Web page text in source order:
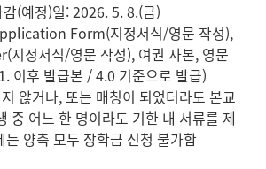
(예정)일: 2026. 5. 8.(금)
Form(지정서식/영문 작성),
정서식/영문 작성), 여권 사본, 영문
이후 발급본 / 4.0 기준으로 발급)
않거나, 또는 매칭이 되었더라도 본교
중 어느 한 명이라도 기한 내 서류를 제
양측 모두 장학금 신청 불가함